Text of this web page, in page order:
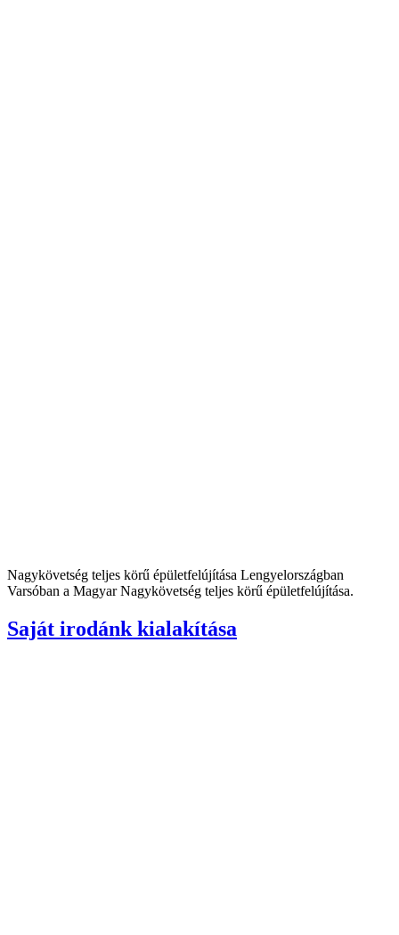
Nagykövetség teljes körű épületfelújítása Lengyelországban
Varsóban a Magyar Nagykövetség teljes körű épületfelújítása.
Saját irodánk kialakítása